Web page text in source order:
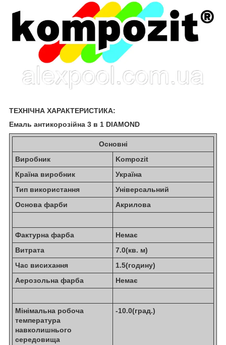
ТЕХНІЧНА ХАРАКТЕРИСТИКА:
Емаль антикорозійна 3 в 1 DIAMOND
Основні
Виробник
Kompozit
Країна виробник
Україна
Тип використання
Універсальний
Основа фарби
Акрилова
Фактурна фарба
Немає
Витрата
7.0(кв. м)
Час висихання
1.5(годину)
Аерозольна фарба
Немає
Мінімальна робоча
температура
навколишнього
середовища
-10.0(град.)